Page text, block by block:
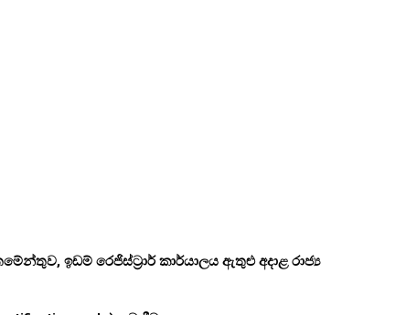
ඉඩම් රෙජිස්ට්‍රාර් කාර්යාලය ඇතුළු අදාළ රාජ්‍ය